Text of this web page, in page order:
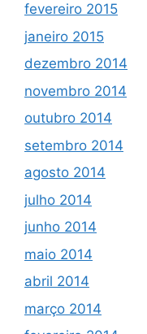
fevereiro 2015
janeiro 2015
dezembro 2014
novembro 2014
outubro 2014
setembro 2014
agosto 2014
julho 2014
junho 2014
maio 2014
abril 2014
março 2014